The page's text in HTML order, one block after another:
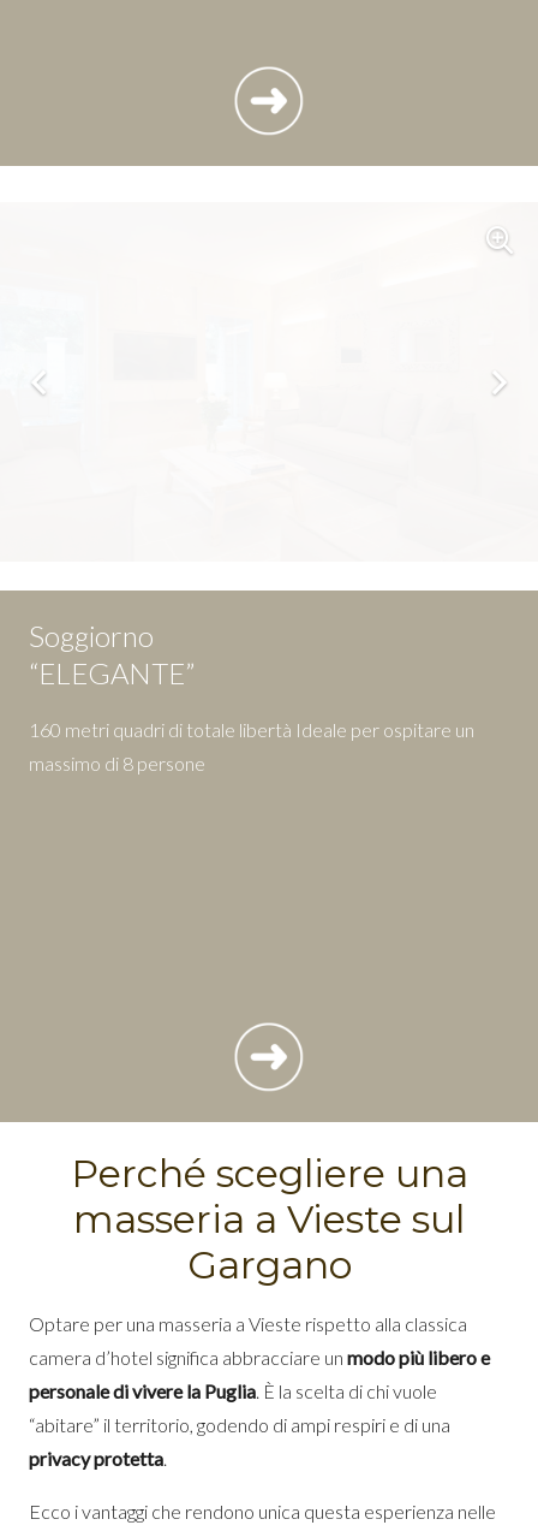
Soggiorno
“ELEGANTE”
160 metri quadri di totale libertà Ideale per ospitare un
massimo di 8 persone
Perché scegliere una
masseria a Vieste sul
Gargano
Optare per una masseria a Vieste rispetto alla classica
camera d’hotel significa abbracciare un modo più libero e
personale di vivere la Puglia. È la scelta di chi vuole
“abitare” il territorio, godendo di ampi respiri e di una
privacy protetta.
Ecco i vantaggi che rendono unica questa esperienza nelle